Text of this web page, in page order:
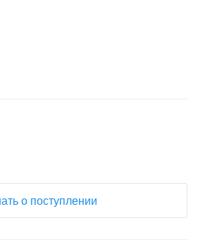
о поступлении